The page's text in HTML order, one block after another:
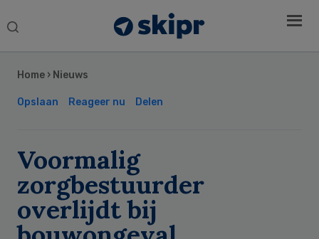
Search
Home › Nieuws
Opslaan Reageer nu Delen
Voormalig
zorgbestuurder
overlijdt bij
Sidebar